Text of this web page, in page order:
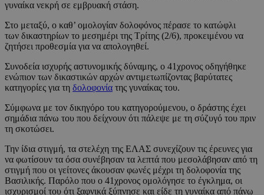
γυναίκα νεκρή σε εμβρυακή στάση.
Στο μεταξύ, ο καθ’ ομολογίαν δολοφόνος πέρασε το κατώφλι
των δικαστηρίων το μεσημέρι της Τρίτης (2/6), προκειμένου να
ζητήσει προθεσμία για να απολογηθεί.
Συνοδεία ισχυρής αστυνομικής δύναμης, ο 41χρονος οδηγήθηκε
ενώπιον των δικαστικών αρχών αντιμετωπίζοντας βαρύτατες
κατηγορίες για τη δολοφονία της γυναίκας του.
Σύμφωνα με τον δικηγόρο του κατηγορούμενου, ο δράστης έχει
σημάδια πάνω του που δείχνουν ότι πάλεψε με τη σύζυγό του πριν
τη σκοτώσει.
Την ίδια στιγμή, τα στελέχη της ΕΛΑΣ συνεχίζουν τις έρευνες για
να φωτίσουν τα όσα συνέβησαν τα λεπτά που μεσολάβησαν από τη
στιγμή που οι γείτονες άκουσαν φωνές μέχρι τη δολοφονία της
Βασιλικής. Παρόλο που ο 41χρονος ομολόγησε το έγκλημα, οι
ισχυρισμοί του ότι ξαφνικά ξύπνησε και είδε τη γυναίκα από πάνω